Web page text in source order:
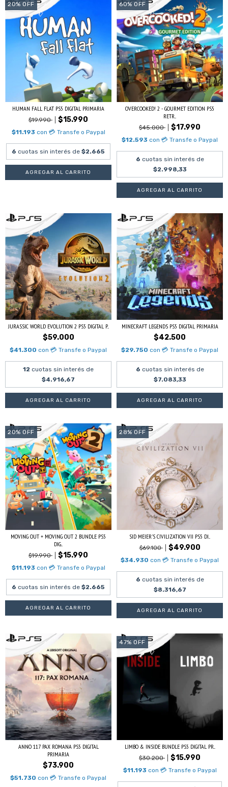
20% OFF
HUMAN FALL FLAT PS5 DIGITAL PRIMARIA
$19.990 $15.990
$11.193 con 💳 Transfe o Paypal
6 cuotas sin interés de $2.665
60% OFF
OVERCOOKED! 2 - GOURMET EDITION PS5
RETR...
$45.000 $17.990
$12.593 con 💳 Transfe o Paypal
6 cuotas sin interés de
$2.998,33
JURASSIC WORLD EVOLUTION 2 PS5 DIGITAL P...
$59.000
$41.300 con 💳 Transfe o Paypal
12 cuotas sin interés de
$4.916,67
MINECRAFT LEGENDS PS5 DIGITAL PRIMARIA
$42.500
$29.750 con 💳 Transfe o Paypal
6 cuotas sin interés de
$7.083,33
20% OFF
MOVING OUT + MOVING OUT 2 BUNDLE PS5
DIG...
$19.990 $15.990
$11.193 con 💳 Transfe o Paypal
6 cuotas sin interés de $2.665
28% OFF
SID MEIER'S CIVILIZATION VII PS5 DI...
$69.100 $49.900
$34.930 con 💳 Transfe o Paypal
6 cuotas sin interés de
$8.316,67
ANNO 117 PAX ROMANA PS5 DIGITAL
PRIMARIA
$73.900
$51.730 con 💳 Transfe o Paypal
47% OFF
LIMBO & INSIDE BUNDLE PS5 DIGITAL PR...
$30.200 $15.990
$11.193 con 💳 Transfe o Paypal